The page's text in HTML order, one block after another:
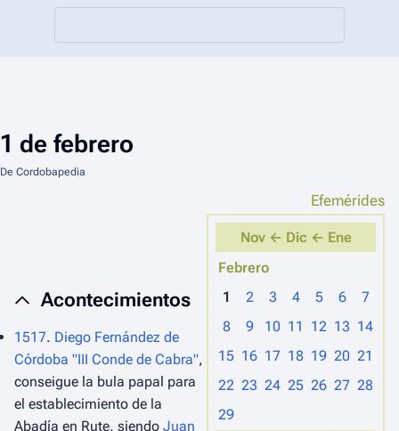
1 de febrero
De Cordobapedia
Efemérides
Nov ← Dic ← Ene
Febrero
1
2 3 4 5 6
7
8
9 10 11 12 13 14
15 16 17 18 19 20 21
22 23 24 25 26 27 28
29
Acontecimientos
1517. Diego Fernández de
Córdoba "III Conde de Cabra",
conseigue la bula papal para
el establecimiento de la
Abadía en Rute, siendo Juan